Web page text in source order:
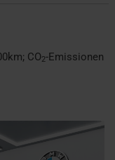
; CO2-Emissionen